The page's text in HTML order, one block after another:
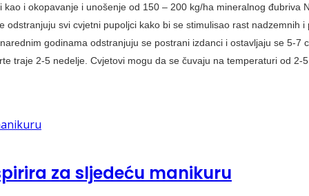
i okopavanje i unošenje od 150 – 200 kg/ha mineralnog đubriva
svi cvjetni pupoljci kako bi se stimulisao rast nadzemnih i
godinama odstranjuju se postrani izdanci i ostavljaju se 5-7
traje 2-5 nedelje. Cvjetovi mogu da se čuvaju na temperaturi od 2-
za sljedeću manikuru